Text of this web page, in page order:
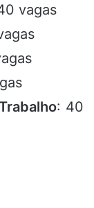
vagas
: 40